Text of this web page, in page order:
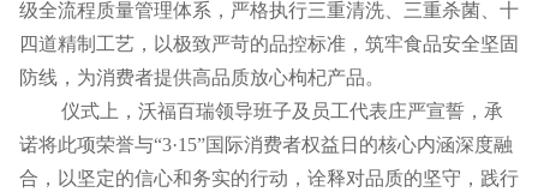
级全流程质量管理体系，严格执行三重清洗、三重杀菌、十
四道精制工艺，以极致严苛的品控标准，筑牢食品安全坚固
防线，为消费者提供高品质放心枸杞产品。
仪式上，沃福百瑞领导班子及员工代表庄严宣誓，承
诺将此项荣誉与“3·15”国际消费者权益日的核心内涵深度融
合，以坚定的信心和务实的行动，诠释对品质的坚守，践行